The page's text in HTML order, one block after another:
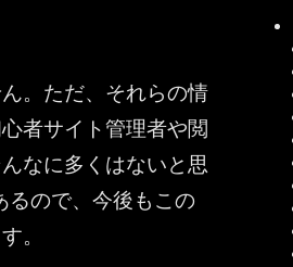
。ただ、それらの情
者サイト管理者や閲
なに多くはないと思
るので、今後もこの
。